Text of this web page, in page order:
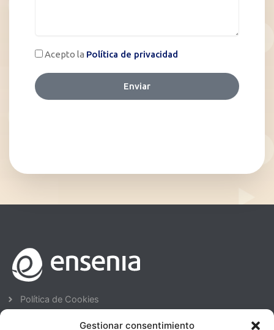
Gestionar consentimiento
Política de Cookies